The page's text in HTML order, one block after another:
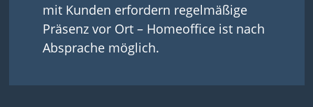
mit Kunden erfordern regelmäßige
Präsenz vor Ort – Homeoffice ist nach
Absprache möglich.